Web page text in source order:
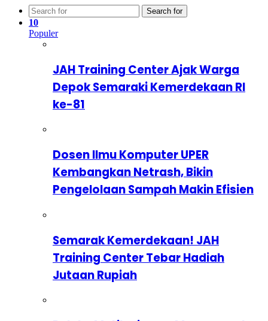
Search for
10
Populer
JAH Training Center Ajak Warga
Depok Semaraki Kemerdekaan RI
ke-81
Dosen Ilmu Komputer UPER
Kembangkan Netrash, Bikin
Pengelolaan Sampah Makin Efisien
Semarak Kemerdekaan! JAH
Training Center Tebar Hadiah
Jutaan Rupiah